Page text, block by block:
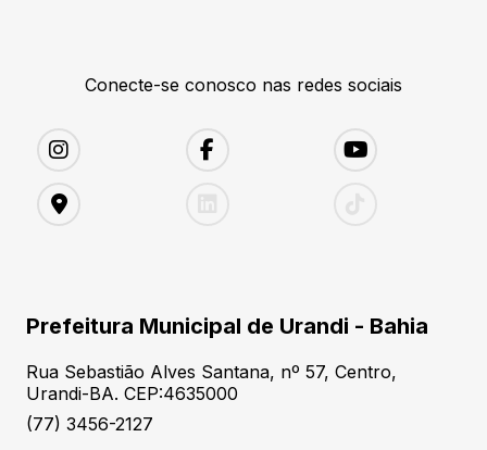
Conecte-se conosco nas redes sociais
Prefeitura Municipal de Urandi - Bahia
Rua Sebastião Alves Santana, nº 57, Centro,
Urandi-BA. CEP:4635000
(77) 3456-2127